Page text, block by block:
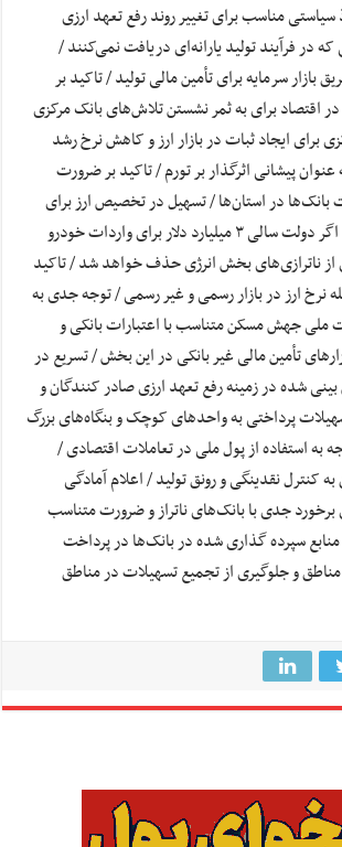
مناسب برای تغییر روند رفع تعهد ارزی
که در فرآیند تولید یارانه‌ای دریافت نمی‌کنند /
بازار سرمایه برای تأمین مالی تولید / تاکید بر
اقتصاد برای به ثمر نشستن تلاش‌های بانک مرکزی
برای ایجاد ثبات در بازار ارز و کاهش نرخ رشد
عنوان پیشانی اثرگذار بر تورم / تاکید بر ضرورت
بانک‌ها در استان‌ها / تسهیل در تخصیص ارز برای
واردات خودرو و اینکه اگر دولت سالی ۳ میلیارد دلار برای واردات خودرو
ناترازی‌های بخش انرژی حذف خواهد شد / تاکید
نرخ ارز در بازار رسمی و غیر رسمی / توجه جدی به
ملی جهش مسکن متناسب با اعتبارات بانکی و
تأمین مالی غیر بانکی در این بخش / تسریع در
شده در زمینه رفع تعهد ارزی صادر کنندگان و
پرداختی به واحدهای کوچک و بنگاه‌های بزرگ
به استفاده از پول ملی در تعاملات اقتصادی /
کنترل نقدینگی و رونق تولید / اعلام آمادگی
جدی با بانک‌های ناتراز و ضرورت متناسب
سپرده گذاری شده در بانک‌ها در پرداخت
و جلوگیری از تجمیع تسهیلات در مناطق